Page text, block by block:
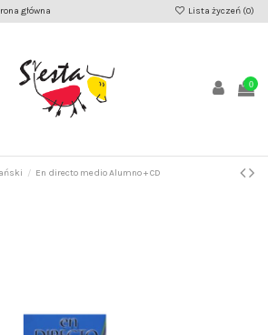
główna Lista życzeń (0)
0
En directo medio Alumno + CD